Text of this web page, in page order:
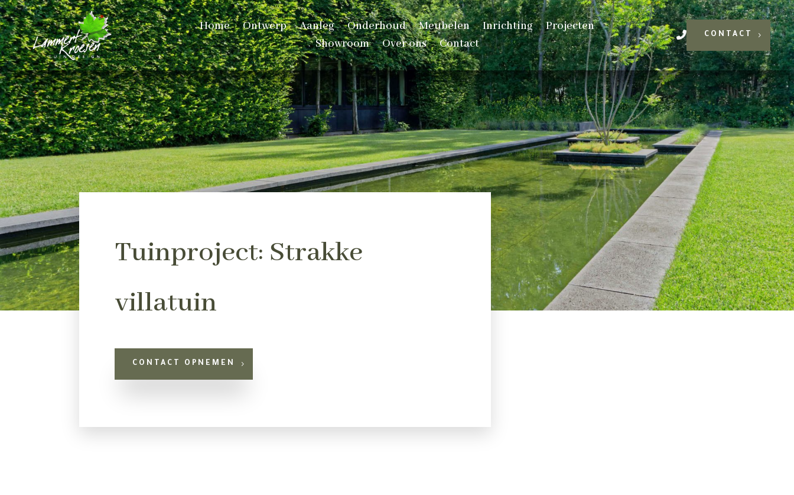
Home Ontwerp Aanleg Onderhoud Meubelen Inrichting
Projecten
Showroom
Over ons Contact
CONTACT
Tuinproject: Strakke
villatuin
CONTACT OPNEMEN